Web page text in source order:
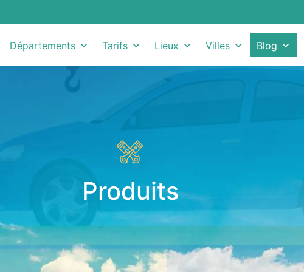
Départements Tarifs Lieux Villes Blog
Produits